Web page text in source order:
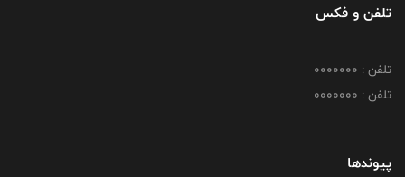
تلفن و فکس
تلفن : 0000000
تلفن : 0000000
پیوندها